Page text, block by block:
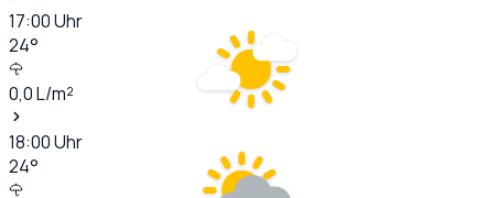
17:00Uhr
24°
0,0L/m²
18:00Uhr
24°